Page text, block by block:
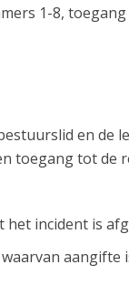
1-8,
en de
toegang tot de
incident is
aangifte